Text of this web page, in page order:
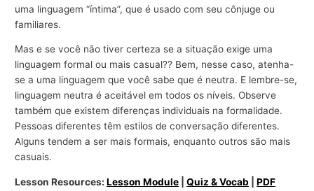
uma linguagem “íntima”, que é usado com seu cônjuge ou
familiares.
Mas e se você não tiver certeza se a situação exige uma
linguagem formal ou mais casual?? Bem, nesse caso, atenha-
se a uma linguagem que você sabe que é neutra. E lembre-se,
linguagem neutra é aceitável em todos os níveis. Observe
também que existem diferenças individuais na formalidade.
Pessoas diferentes têm estilos de conversação diferentes.
Alguns tendem a ser mais formais, enquanto outros são mais
casuais.
Lesson Resources:Lesson Module |Quiz & Vocab |PDF